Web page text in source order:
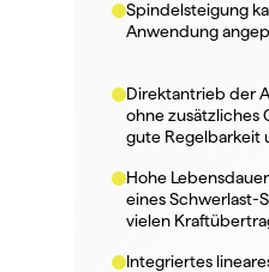
Spindelsteigung
Anwendung
Direktantrieb der
ohne zusätzliches
gute Regelbarkeit
Hohe
eines Schwerlast-
vielen
Integriertes